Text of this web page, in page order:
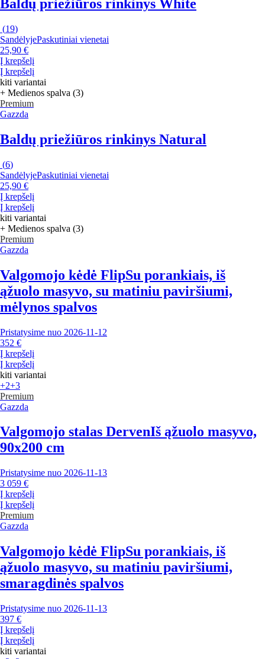
Baldų priežiūros rinkinys White
(19)
SandėlyjePaskutiniai vienetai
25,90 €
Į krepšelį
Į krepšelį
kiti variantai
+ Medienos spalva (3)
Premium
Gazzda
Baldų priežiūros rinkinys Natural
(6)
SandėlyjePaskutiniai vienetai
25,90 €
Į krepšelį
Į krepšelį
kiti variantai
+ Medienos spalva (3)
Premium
Gazzda
Valgomojo kėdė FlipSu porankiais, iš
ąžuolo masyvo, su matiniu paviršiumi,
mėlynos spalvos
Pristatysime nuo 2026‑11‑12
352 €
Į krepšelį
Į krepšelį
kiti variantai
+2+3
Premium
Gazzda
Valgomojo stalas DervenIš ąžuolo masyvo,
90x200 cm
Pristatysime nuo 2026‑11‑13
3 059 €
Į krepšelį
Į krepšelį
Premium
Gazzda
Valgomojo kėdė FlipSu porankiais, iš
ąžuolo masyvo, su matiniu paviršiumi,
smaragdinės spalvos
Pristatysime nuo 2026‑11‑13
397 €
Į krepšelį
Į krepšelį
kiti variantai